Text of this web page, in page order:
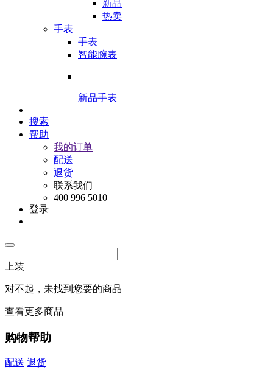
新品
热卖
手表
手表
智能腕表
新品手表
搜索
帮助
我的订单
配送
退货
联系我们
400 996 5010
登录
上装
对不起，未找到您要的商品
查看更多商品
购物帮助
配送 退货